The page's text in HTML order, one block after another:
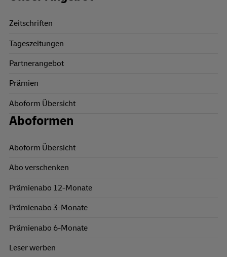
Zeitschriften
Tageszeitungen
Partnerangebot
Prämien
Aboform Übersicht
Aboformen
Aboform Übersicht
Abo verschenken
Prämienabo 12-Monate
Prämienabo 3-Monate
Prämienabo 6-Monate
Leser werben